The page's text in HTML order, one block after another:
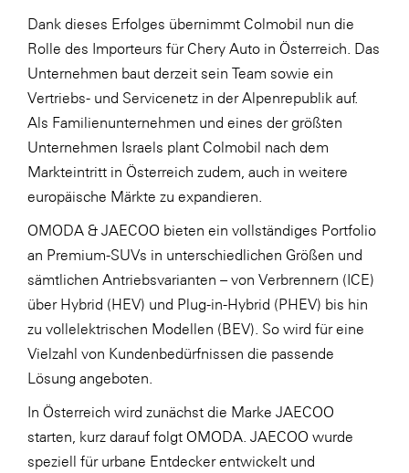
Dank dieses Erfolges übernimmt Colmobil nun die
Rolle des Importeurs für Chery Auto in Österreich. Das
Unternehmen baut derzeit sein Team sowie ein
Vertriebs- und Servicenetz in der Alpenrepublik auf.
Als Familienunternehmen und eines der größten
Unternehmen Israels plant Colmobil nach dem
Markteintritt in Österreich zudem, auch in weitere
europäische Märkte zu expandieren.
OMODA & JAECOO bieten ein vollständiges Portfolio
an Premium-SUVs in unterschiedlichen Größen und
sämtlichen Antriebsvarianten – von Verbrennern (ICE)
über Hybrid (HEV) und Plug-in-Hybrid (PHEV) bis hin
zu vollelektrischen Modellen (BEV). So wird für eine
Vielzahl von Kundenbedürfnissen die passende
Lösung angeboten.
In Österreich wird zunächst die Marke JAECOO
starten, kurz darauf folgt OMODA. JAECOO wurde
speziell für urbane Entdecker entwickelt und